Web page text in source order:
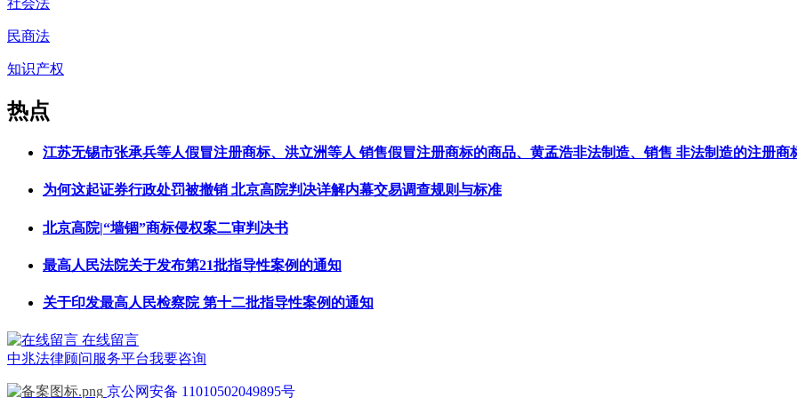
民商法
知识产权
热点
江苏无锡市张承兵等人假冒注册商标、洪立洲等人 销售假冒注册商标的商品、黄孟浩非法制造、销售 非法制造的注册商
为何这起证券行政处罚被撤销 北京高院判决详解内幕交易调查规则与标准
北京高院|“墙锢”商标侵权案二审判决书
最高人民法院关于发布第21批指导性案例的通知
关于印发最高人民检察院 第十二批指导性案例的通知
在线留言
中兆法律顾问服务平台我要咨询
京公网安备 11010502049895号